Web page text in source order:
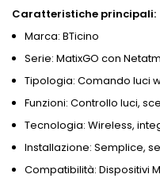
Caratteristiche principali:
Marca: BTicino
Serie: MatixGO con
Tipologia: Comando luci
Funzioni: Controllo luci,
Tecnologia: Wireless,
Installazione: Semplice,
Compatibilità: Dispositivi